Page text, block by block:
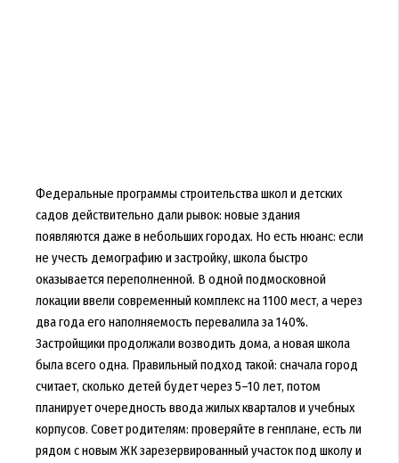
Федеральные программы строительства школ и детских
садов действительно дали рывок: новые здания
появляются даже в небольших городах. Но есть нюанс: если
не учесть демографию и застройку, школа быстро
оказывается переполненной. В одной подмосковной
локации ввели современный комплекс на 1100 мест, а через
два года его наполняемость перевалила за 140%.
Застройщики продолжали возводить дома, а новая школа
была всего одна. Правильный подход такой: сначала город
считает, сколько детей будет через 5–10 лет, потом
планирует очередность ввода жилых кварталов и учебных
корпусов. Совет родителям: проверяйте в генплане, есть ли
рядом с новым ЖК зарезервированный участок под школу и